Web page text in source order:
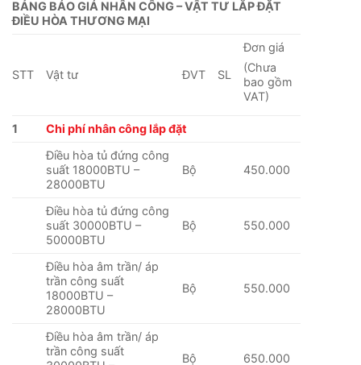
BẢNG BÁO GIÁ NHÂN CÔNG – VẬT TƯ LẮP ĐẶT
ĐIỀU HÒA THƯƠNG MẠI
STT Vật tư ĐVT SL
Đơn giá
(Chưa
bao gồm
VAT)
1
Chi phí nhân công lắp đặt
Điều hòa tủ đứng công
suất 18000BTU –
28000BTU
Bộ 450.000
Điều hòa tủ đứng công
suất 30000BTU –
50000BTU
Bộ 550.000
Điều hòa âm trần/ áp
trần công suất
18000BTU –
28000BTU
Bộ 550.000
Điều hòa âm trần/ áp
trần công suất
Bộ 650.000